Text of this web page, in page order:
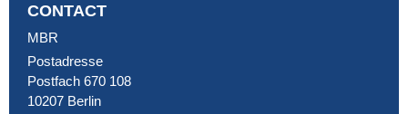
CONTACT
MBR
Postadresse
Postfach 670 108
10207 Berlin